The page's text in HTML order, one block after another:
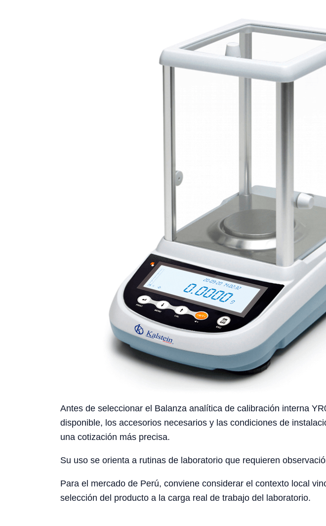
Antes de seleccionar el Balanza analítica de calibración interna
disponible, los accesorios necesarios y las condiciones de
una cotización más precisa.
Su uso se orienta a rutinas de laboratorio que requieren
Para el mercado de Perú, conviene considerar el contexto local
selección del producto a la carga real de trabajo del laboratorio.